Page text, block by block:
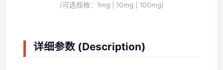
(可选规格：1mg | 10mg | 100mg)
详细参数 (Description)